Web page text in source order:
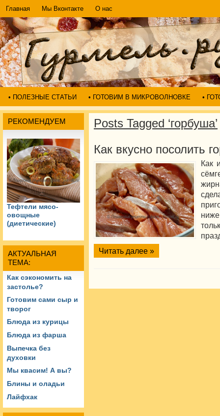
Главная Мы Вконтакте О нас
• ПОЛЕЗНЫЕ СТАТЬИ • ГОТОВИМ В МИКРОВОЛНОВКЕ •
РЕКОМЕНДУЕМ
Тефтели мясо-
овощные
(диетические)
АКТУАЛЬНАЯ
ТЕМА:
Как сэкономить на
застолье?
Готовим сами сыр и
творог
Блюда из курицы
Блюда из фарша
Выпечка без
духовки
Мы квасим! А вы?
Блины и оладьи
Лайфхак
Posts Tagged ‘горбуша’
Как вкусно посолить
Как
Читать далее »